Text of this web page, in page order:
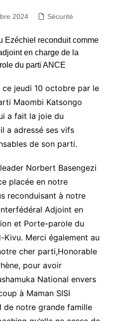
2024 Sécurité
jeudi 10 octobre par le
Maombi Katsongo
a fait la joie du
a adressé ses vifs
de son parti.
Norbert Basengezi
placée en notre
reconduisant à notre
Adjoint en
et Porte-parole du
Merci également au
cher parti,Honorable
pour avoir
National envers
à Maman SISI
de notre grande famille